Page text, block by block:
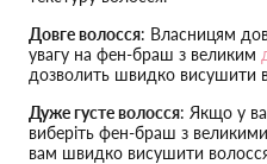
Довге волосся: Власницям
увагу на фен-браш з великим
дозволить швидко висушити
Дуже густе волосся: Якщо у
виберіть фен-браш з
вам швидко висушити